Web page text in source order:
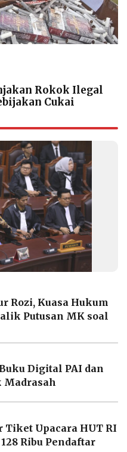
Rokok Ilegal
Cukai
Rozi, Kuasa Hukum
Putusan MK soal
Digital PAI dan
Madrasah
Tiket Upacara HUT RI
Ribu Pendaftar